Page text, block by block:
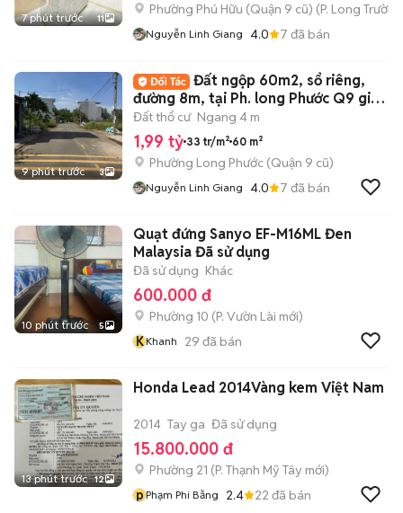
7 phút trước 11
Phường Phú Hữu (Quận 9 cũ) (P. Long Trường
Nguyễn Linh Giang 4.0 7 đã bán
9 phút trước 3
Đất ngộp 60m2, sổ riêng,
đường 8m, tại Ph. long Phước Q9 giá 1
tỷ 990
Đất thổ cư Ngang 4 m
1,99 tỷ 33 tr/m² 60 m²
Phường Long Phước (Quận 9 cũ)
Nguyễn Linh Giang 4.0 7 đã bán
10 phút trước 5
Quạt đứng Sanyo EF-M16ML Đen
Malaysia Đã sử dụng
Đã sử dụng Khác
600.000 đ
Phường 10 (P. Vườn Lài mới)
KKhanh 29 đã bán
13 phút trước 12
Honda Lead 2014Vàng kem Việt Nam
2014 Tay ga Đã sử dụng
15.800.000 đ
Phường 21 (P. Thạnh Mỹ Tây mới)
pPhạm Phi Bằng 2.4 22 đã bán